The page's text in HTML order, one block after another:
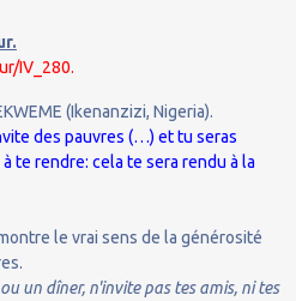
IV_280.
(Ikenanzizi, Nigeria).
des pauvres (…) et tu seras
te rendre: cela te sera rendu à la
le vrai sens de la générosité
un dîner, n'invite pas tes amis, ni tes